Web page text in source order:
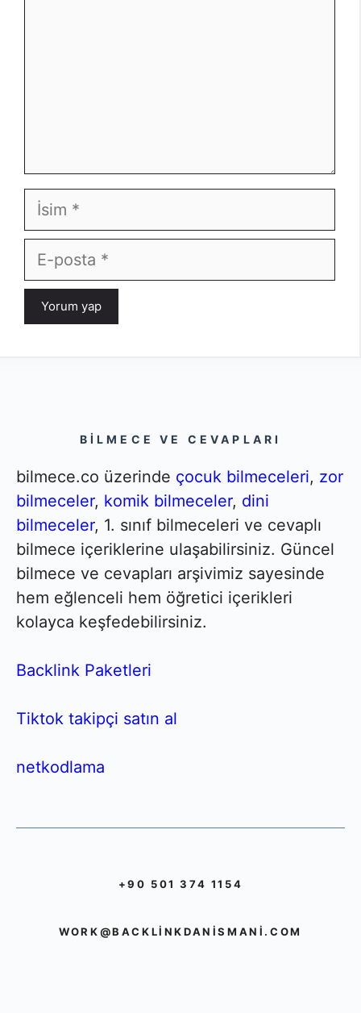
İsim
E-
posta
BILMECE VE CEVAPLARI
bilmece.co üzerinde çocuk bilmeceleri, zor
bilmeceler, komik bilmeceler, dini
bilmeceler, 1. sınıf bilmeceleri ve cevaplı
bilmece içeriklerine ulaşabilirsiniz. Güncel
bilmece ve cevapları arşivimiz sayesinde
hem eğlenceli hem öğretici içerikleri
kolayca keşfedebilirsiniz.
Backlink Paketleri
Tiktok takipçi satın al
netkodlama
+90 501 374 1154
WORK@BACKLINKDANISMANI.COM